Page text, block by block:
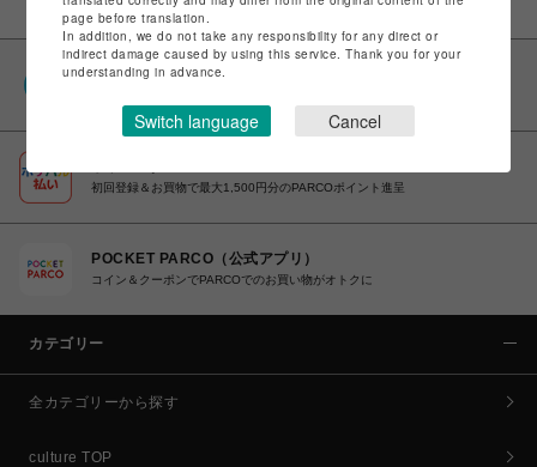
PARCOポイント
初回登録＆お買物で最大1,500円分のPARCOポイント進呈
POCKET PARCO（公式アプリ）
コイン＆クーポンでPARCOでのお買い物がオトクに
カテゴリー
全カテゴリーから探す
culture TOP
page before translation.
In addition, we do not take any responsibility for any direct or
indirect damage caused by using this service. Thank you for your
understanding in advance.
Switch language Cancel